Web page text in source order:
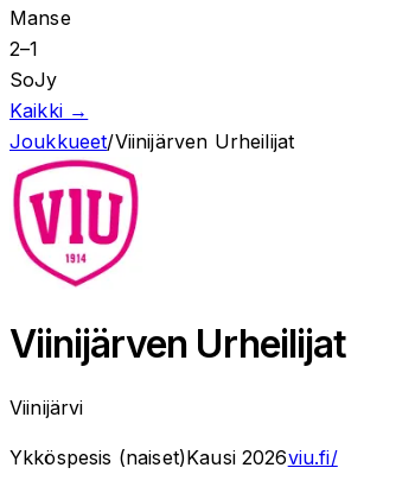
Manse
2–1
SoJy
Kaikki →
Joukkueet/Viinijärven Urheilijat
Viinijärven Urheilijat
Viinijärvi
Ykköspesis (naiset)Kausi2026viu.fi/